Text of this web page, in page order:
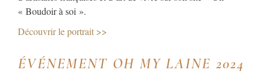
« Boudoir à soi ».
Découvrir le portrait >>
ÉVÉNEMENT OH MY LAINE 2024